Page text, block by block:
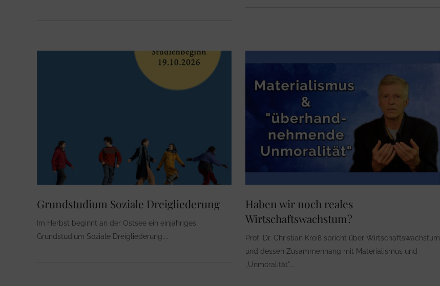
Grundstudium Soziale Dreigliederung
Im Herbst beginnt an der Ostsee ein einjähriges
Grundstudium Soziale Dreigliederung.
Haben wir noch reales
Wirtschaftswachstum?
Prof. Dr. Christian Kreiß spricht über Wirtschaftswachstum
und dessen Zusammenhang mit Materialismus und
„Unmoralität".